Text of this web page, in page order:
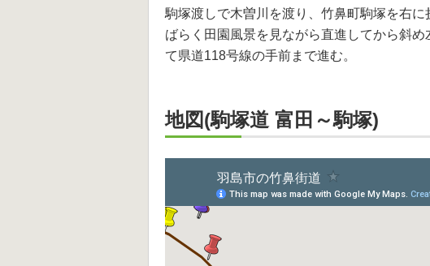
駒塚渡しで木曽川を渡り、竹鼻町駒塚を右
ばらく田園風景を見ながら直進してから斜
て県道118号線の手前まで進む。
地図(駒塚道 富田～駒塚)